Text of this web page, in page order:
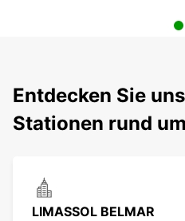
Entdecken Sie
Stationen rund
LIMASSOL BELMAR